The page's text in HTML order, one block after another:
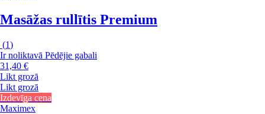
Masāžas rullītis Premium
(1)
Ir noliktavā Pēdējie gabali
31,40 €
Likt grozā
Likt grozā
Izdevīga cena
Maximex